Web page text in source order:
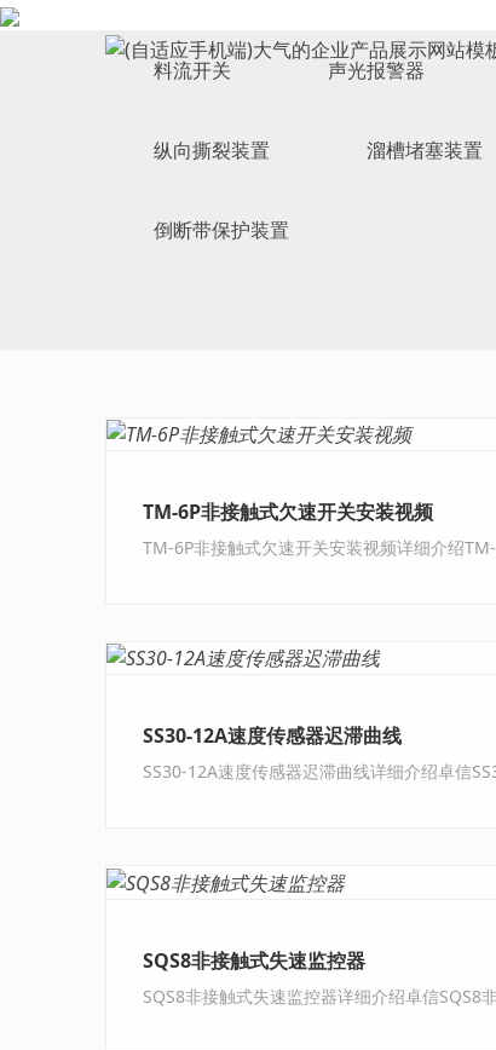
ELECTRICAL SWITCH
料流开关 声光报警器
纵向撕裂装置 溜槽堵塞装置
倒断带保护装置
TM-6P非接触式欠速开关安装视频
SS30-12A速度传感器迟滞曲线
SQS8非接触式失速监控器